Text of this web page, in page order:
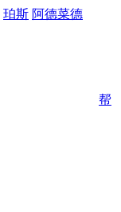
珀斯 阿德菜德
帮